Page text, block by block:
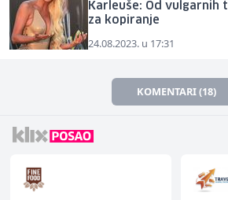
Karleuše: Od
za kopiranje
24.08.2023. u 17:31
KOMENTARI (18)